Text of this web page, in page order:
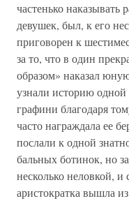
частенько
девушек, был, к его
приговорен к
за то, что в один
образом» наказал
узнали историю
графини благодаря
часто награждала ее
послали к одной
бальных ботинок, но
несколько неловкой,
аристократка вышла